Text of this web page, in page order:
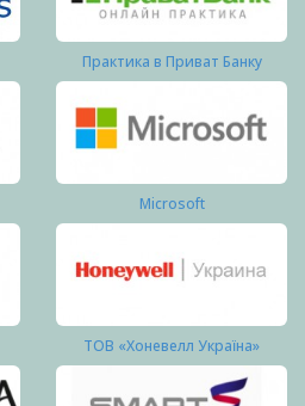
Практика в Приват Банку
Microsoft
ТОВ «Хоневелл Україна»